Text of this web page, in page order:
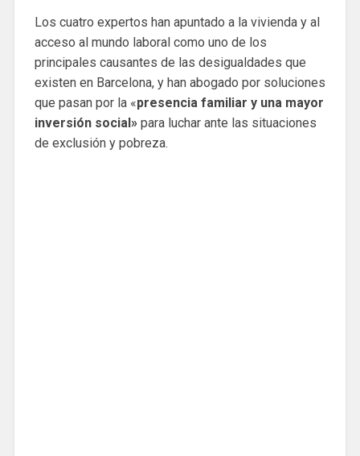
Los cuatro expertos han apuntado a la vivienda y al
acceso al mundo laboral como uno de los
principales causantes de las desigualdades que
existen en Barcelona, y han abogado por soluciones
que pasan por la «presencia familiar y una mayor
inversión social»para luchar ante las situaciones
de exclusión y pobreza.